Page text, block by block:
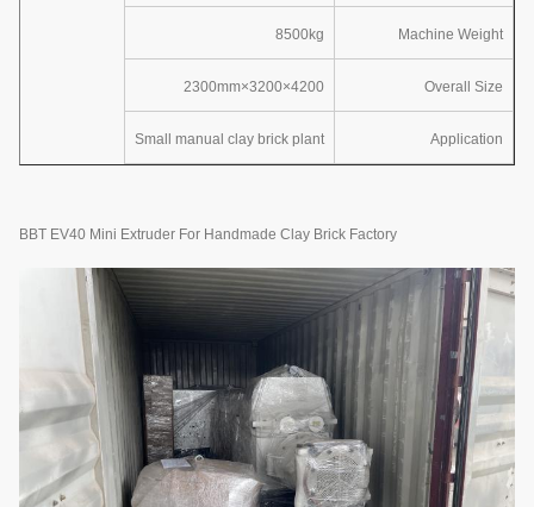
Machine Weight
8500kg
Overall Size
4200×3200×2300mm
Application
Small manual clay brick plant
BBT EV40 Mini Extruder For Handmade Clay Brick Factory